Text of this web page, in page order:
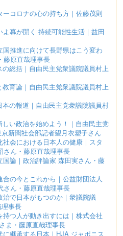
コロナの心の持ち方｜佐藤茂則
幕が開く 持続可能性生活｜益田
推進に向けて長野県はこう変わ
藤原直哉理事長
総括｜自由民主党衆議院議員村上
育論｜自由民主党衆議院議員村上
の報道｜自由民主党衆議院議員村
い政治を始めよう！｜自由民主党
新聞社会部記者望月衣塑子さん
会における日本人の健康｜スタ
さん・藤原直哉理事長
論｜政治評論家 森田実さん・藤
の今とこれから｜公益財団法人
さん・藤原直哉理事長
で日本がもつのか｜衆議院議
事長
つ人が動き出すには｜株式会社
ま・藤原直哉理事長
継承する日本｜HJA ジャポニス